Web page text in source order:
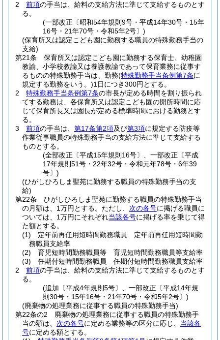
2
前項の手当は、給料の支給方法に準じて支給するものとす
る。
(一部改正〔昭和54年規則9号・平成14年30号・15年
16号・21年70号・令和5年2号〕)
(保育所又は認定こども園に勤務する職員の特殊勤務手当の
支給)
第21条
保育所又は認定こども園に勤務する保育士、幼稚園
教諭、小学校教諭又は養護教諭であって保育業務に従事す
るものの特殊勤務手当は、勤務(特殊勤務手当条例第7条に
規定する勤務をいう。)1日につき300円とする。
2
特殊勤務手当条例第7条の市長が定める時間を割り振られ
てする勤務は、各保育所又は認定こども園の開所時間に応
じて保育所長又は園長が定める標準時間における勤務とす
る。
3
前項の手当は、 第17条第2項及び第3項に規定する防疫等
作業従事職員の特殊勤務手当の支給方法に準じて支給する
ものとする。
(全部改正〔平成15年規則16号〕、一部改正〔平成
17年規則51号・22年32号・令和元年78号・6年39
号〕)
(ひがしひろしま聖苑に勤務する職員の特殊勤務手当の支
給)
第22条
ひがしひろしま聖苑に勤務する職員の特殊勤務手当
の月額は、1万円とする。 ただし、 次の各号に掲げる職員に
ついては、1万円にそれぞれ当該各号に掲げる率を乗じて得
た額とする。
(1)
定年前再任用短時間勤務職員 定年前再任用短時間勤
務職員支給率
(2)
育児短時間勤務職員等 育児短時間勤務職員等支給率
(3)
任期付短時間勤務職員 任期付短時間勤務職員支給率
2
前項の手当は、給料の支給方法に準じて支給するものとす
る。
(追加〔平成4年規則5号〕、一部改正〔平成14年規
則30号・15年16号・21年70号・令和5年2号〕)
(廃棄物の処理業務に従事する職員の特殊勤務手当)
第22条の2
廃棄物の処理業務に従事する職員の特殊勤務手
当の額は、 次の各号に定める業務等の区分に応じ、 当該各
号に定める額とする。